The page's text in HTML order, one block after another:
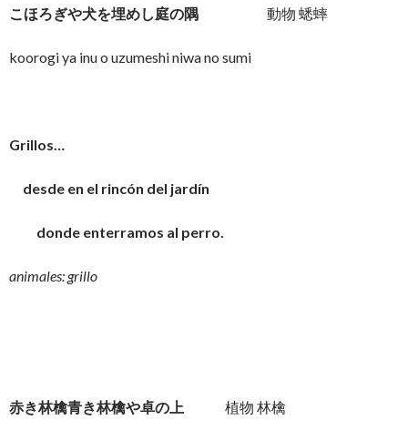
こほろぎや犬を埋めし庭の隅 動物 蟋蟀
koorogi ya inu o uzumeshi niwa no sumi
Grillos…
desde en el rincón del jardín
donde enterramos al perro.
animales: grillo
赤き林檎青き林檎や卓の上 植物 林檎